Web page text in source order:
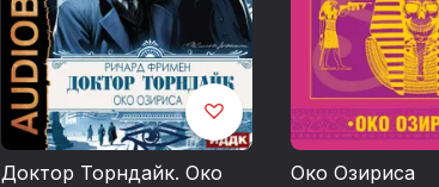
Доктор Торндайк. Око
Око Озириса